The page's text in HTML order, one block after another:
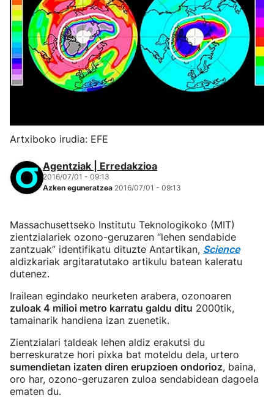
Artxiboko irudia: EFE
Agentziak | Erredakzioa
2016/07/01 - 09:13
Azken eguneratzea 2016/07/01 - 09:13
Massachusettseko Institutu Teknologikoko (MIT)
zientzialariek ozono-geruzaren “lehen sendabide
zantzuak” identifikatu dituzte Antartikan, Science
aldizkariak argitaratutako artikulu batean kaleratu
dutenez.
Irailean egindako neurketen arabera, ozonoaren
zuloak 4 milioi metro karratu galdu ditu 2000tik,
tamainarik handiena izan zuenetik.
Zientzialari taldeak lehen aldiz erakutsi du
berreskuratze hori pixka bat moteldu dela, urtero
sumendietan izaten diren erupzioen ondorioz, baina,
oro har, ozono-geruzaren zuloa sendabidean dagoela
ematen du.